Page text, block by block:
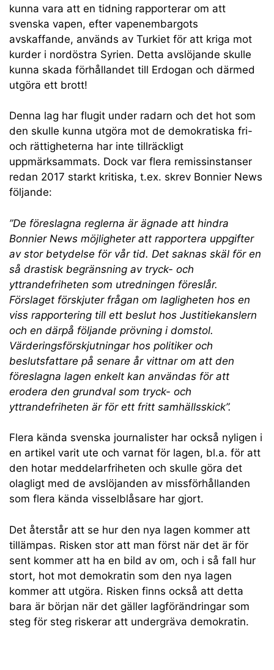
kunna vara att en tidning rapporterar om att
svenska vapen, efter vapenembargots
avskaffande, används av Turkiet för att kriga mot
kurder i nordöstra Syrien. Detta avslöjande skulle
kunna skada förhållandet till Erdogan och därmed
utgöra ett brott!
Denna lag har flugit under radarn och det hot som
den skulle kunna utgöra mot de demokratiska fri-
och rättigheterna har inte tillräckligt
uppmärksammats. Dock var flera remissinstanser
redan 2017 starkt kritiska, t.ex. skrev Bonnier News
följande:
”De föreslagna reglerna är ägnade att hindra
Bonnier News möjligheter att rapportera uppgifter
av stor betydelse för vår tid. Det saknas skäl för en
så drastisk begränsning av tryck- och
yttrandefriheten som utredningen föreslår.
Förslaget förskjuter frågan om lagligheten hos en
viss rapportering till ett beslut hos Justitiekanslern
och en därpå följande prövning i domstol.
Värderingsförskjutningar hos politiker och
beslutsfattare på senare år vittnar om att den
föreslagna lagen enkelt kan användas för att
erodera den grundval som tryck- och
yttrandefriheten är för ett fritt samhällsskick”.
Flera kända svenska journalister har också nyligen i
en artikel varit ute och varnat för lagen, bl.a. för att
den hotar meddelarfriheten och skulle göra det
olagligt med de avslöjanden av missförhållanden
som flera kända visselblåsare har gjort.
Det återstår att se hur den nya lagen kommer att
tillämpas. Risken stor att man först när det är för
sent kommer att ha en bild av om, och i så fall hur
stort, hot mot demokratin som den nya lagen
kommer att utgöra. Risken finns också att detta
bara är början när det gäller lagförändringar som
steg för steg riskerar att undergräva demokratin.